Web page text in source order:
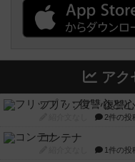
アク
フリップ７：復讐
2件の投
コンテナ
1件の投